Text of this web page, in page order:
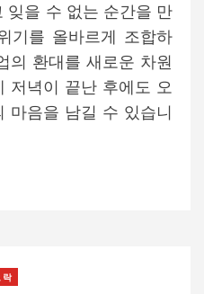
잊을 수 없는 순간을 만
기를 올바르게 조합하
의 환대를 새로운 차원
저녁이 끝난 후에도 오
마음을 남길 수 있습니
C
락